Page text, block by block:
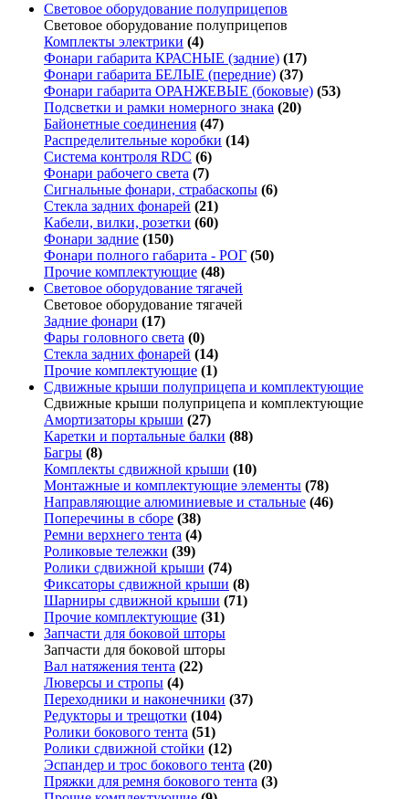
Световое оборудование полуприцепов
Световое оборудование полуприцепов
Комплекты электрики (4)
Фонари габарита КРАСНЫЕ (задние) (17)
Фонари габарита БЕЛЫЕ (передние) (37)
Фонари габарита ОРАНЖЕВЫЕ (боковые) (53)
Подсветки и рамки номерного знака (20)
Байонетные соединения (47)
Распределительные коробки (14)
Система контроля RDC (6)
Фонари рабочего света (7)
Сигнальные фонари, страбаскопы (6)
Стекла задних фонарей (21)
Кабели, вилки, розетки (60)
Фонари задние (150)
Фонари полного габарита - РОГ (50)
Прочие комплектующие (48)
Световое оборудование тягачей
Световое оборудование тягачей
Задние фонари (17)
Фары головного света (0)
Стекла задних фонарей (14)
Прочие комплектующие (1)
Сдвижные крыши полуприцепа и комплектующие
Сдвижные крыши полуприцепа и комплектующие
Амортизаторы крыши (27)
Каретки и портальные балки (88)
Багры (8)
Комплекты сдвижной крыши (10)
Монтажные и комплектующие элементы (78)
Направляющие алюминиевые и стальные (46)
Поперечины в сборе (38)
Ремни верхнего тента (4)
Роликовые тележки (39)
Ролики сдвижной крыши (74)
Фиксаторы сдвижной крыши (8)
Шарниры сдвижной крыши (71)
Прочие комплектующие (31)
Запчасти для боковой шторы
Запчасти для боковой шторы
Вал натяжения тента (22)
Люверсы и стропы (4)
Переходники и наконечники (37)
Редукторы и трещотки (104)
Ролики бокового тента (51)
Ролики сдвижной стойки (12)
Эспандер и трос бокового тента (20)
Пряжки для ремня бокового тента (3)